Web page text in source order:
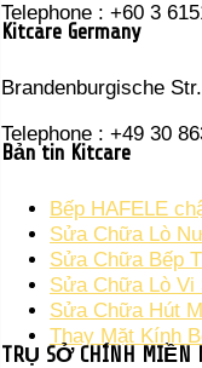
Telephone : +60 3
Kitcare Germany
Brandenburgische
Telephone : +49 30
Bản tin Kitcare
Bếp HAFELE
Sửa Chữa Lò
Sửa Chữa Bếp
Sửa Chữa Lò Vi
Sửa Chữa Hút
Thay Mặt Kính
TRỤ SỞ CHÍNH MIỀN